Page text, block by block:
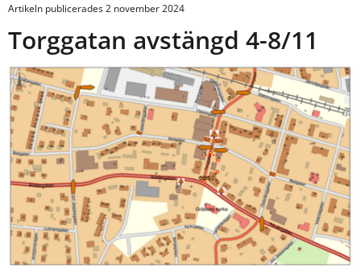
Artikeln publicerades 2 november 2024
Torggatan avstängd 4-8/11